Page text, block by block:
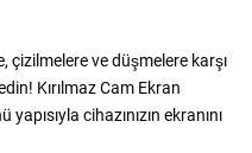
çizilmelere ve düşmelere karşı
Kırılmaz Cam Ekran
cihazınızın ekranını